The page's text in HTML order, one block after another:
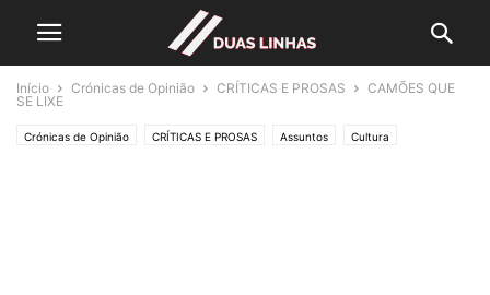
Início Crónicas de Opinião CRÍTICAS E PROSAS
CAMÕES QUE
SE LIXE
Crónicas de Opinião CRÍTICAS E PROSAS Assuntos Cultura